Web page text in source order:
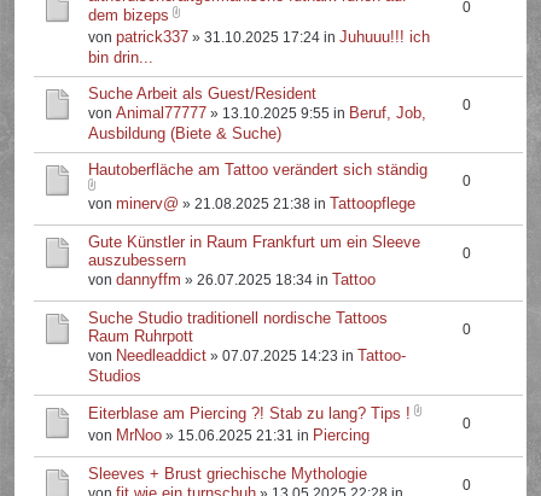
dem bizeps
vonpatrick337 » 31.10.2025 17:24 inJuhuuu!!! ich
bin drin...
0
Suche Arbeit als Guest/Resident
vonAnimal77777 » 13.10.2025 9:55 in Beruf, Job,
Ausbildung (Biete & Suche)
0
Hautoberfläche am Tattoo verändert sich ständig
vonminerv@ » 21.08.2025 21:38 in Tattoopflege
0
Gute Künstler in Raum Frankfurt um ein Sleeve
auszubessern
vondannyffm » 26.07.2025 18:34 in Tattoo
0
Suche Studio traditionell nordische Tattoos
Raum Ruhrpott
von Needleaddict » 07.07.2025 14:23 in Tattoo-
Studios
0
Eiterblase am Piercing ?! Stab zu lang? Tips !
von MrNoo » 15.06.2025 21:31 in Piercing
0
Sleeves + Brust griechische Mythologie
0